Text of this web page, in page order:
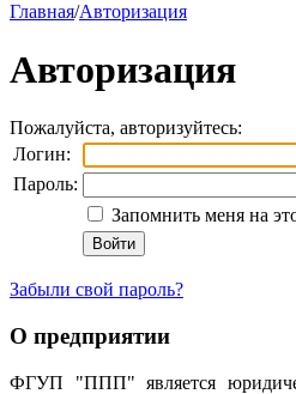
Главная/Авторизация
Авторизация
Пожалуйста, авторизуйтесь:
Логин:
Пароль:
Запомнить меня на
Забыли свой пароль?
О предприятии
ФГУП "ППП" является